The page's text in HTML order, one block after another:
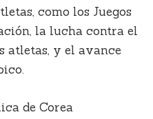
como los Juegos
la lucha contra el
atletas, y el avance
de Corea